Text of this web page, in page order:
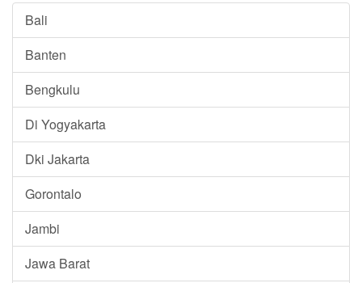
Bali
Banten
Bengkulu
Di Yogyakarta
Dki Jakarta
Gorontalo
Jambi
Jawa Barat